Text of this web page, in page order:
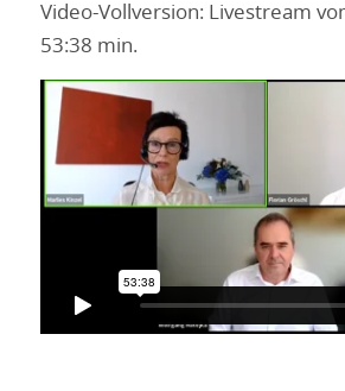
Video-Vollversion: Livestream
53:38 min.